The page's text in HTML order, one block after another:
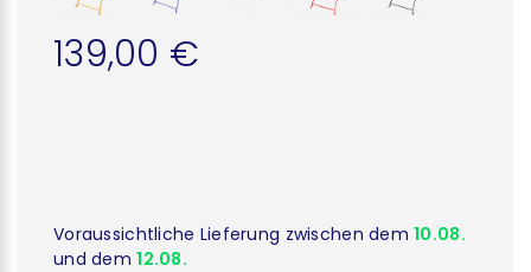
139,00 €
Voraussichtliche Lieferung zwischen dem10.08.
und dem12.08.